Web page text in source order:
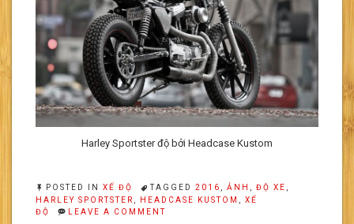
Harley Sportster độ bởi Headcase Kustom
POSTED IN XẾ ĐỘ TAGGED 2016 , ẢNH , ĐỘ XE ,
HARLEY SPORTSTER
HEADCASE KUSTOM
XẾ
ĐỘ
LEAVE A COMMENT